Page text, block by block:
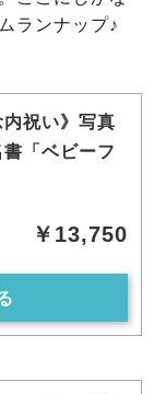
ランナップ♪
内祝い》写真
「ベビーフ
￥13,750